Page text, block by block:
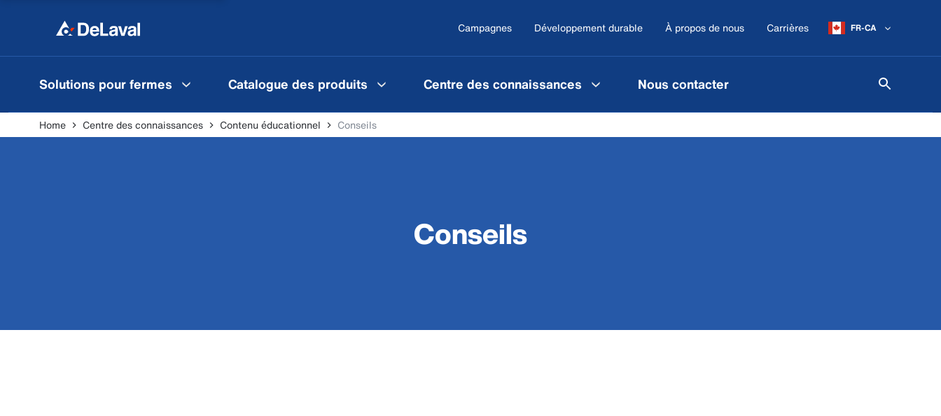
Campagnes Développement durable À propos de nous Carrières FR-CA
Solutions pour fermes Catalogue des produits Centre des connaissances Nous contacter
Home Centre des connaissances Contenu éducationnel Conseils
Conseils